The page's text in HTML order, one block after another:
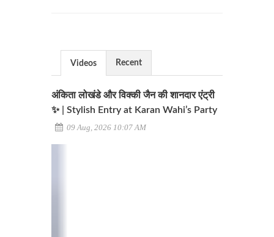
Videos Recent
अंकिता लोखंडे और विक्की जैन की शानदार एंट्री
✨ | Stylish Entry at Karan Wahi’s Party
09 Aug, 2026 10:07 AM